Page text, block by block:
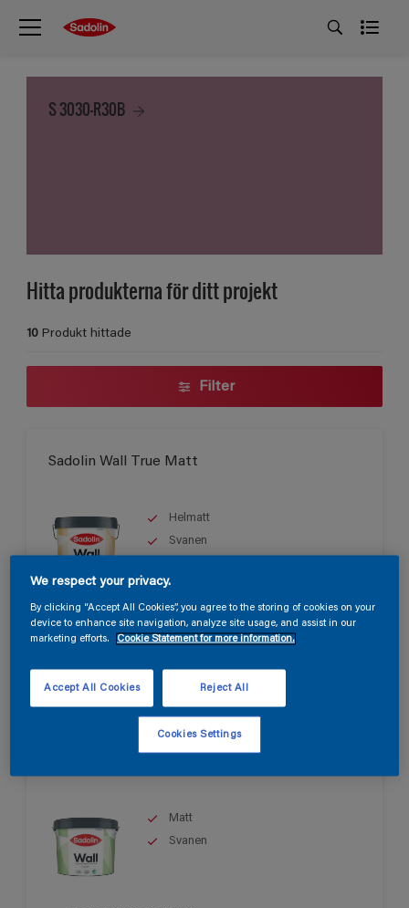
S 3030-R30B
Hitta produkterna för ditt projekt
10 Produkt hittade
Filter
Sadolin Wall True Matt
Helmatt
Svanen
Endast tillgänglig i butik
Matt
Svanen
We respect your privacy.
By clicking “Accept All Cookies”, you agree to the storing of cookies on your
device to enhance site navigation, analyze site usage, and assist in our
marketing efforts.
Cookie Statement for more information.
Reject All
Accept All Cookies
Cookies Settings